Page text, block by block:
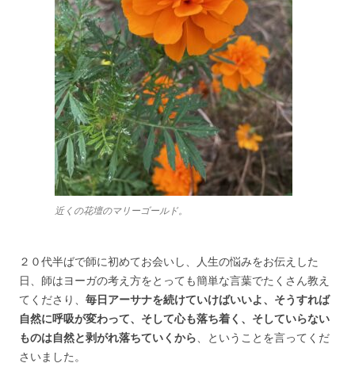
近くの花壇のマリーゴールド。
２０代半ばで師に初めてお会いし、人生の悩みをお伝えした
日、師はヨーガの考え方をとっても簡単な言葉でたくさん教え
てくださり、 毎日アーサナを続けていけばいいよ、そうすれば
自然に呼吸が変わって、そして心も落ち着く、そしていらない
ものは自然と剥がれ落ちていくから、ということを言ってくだ
さいました。